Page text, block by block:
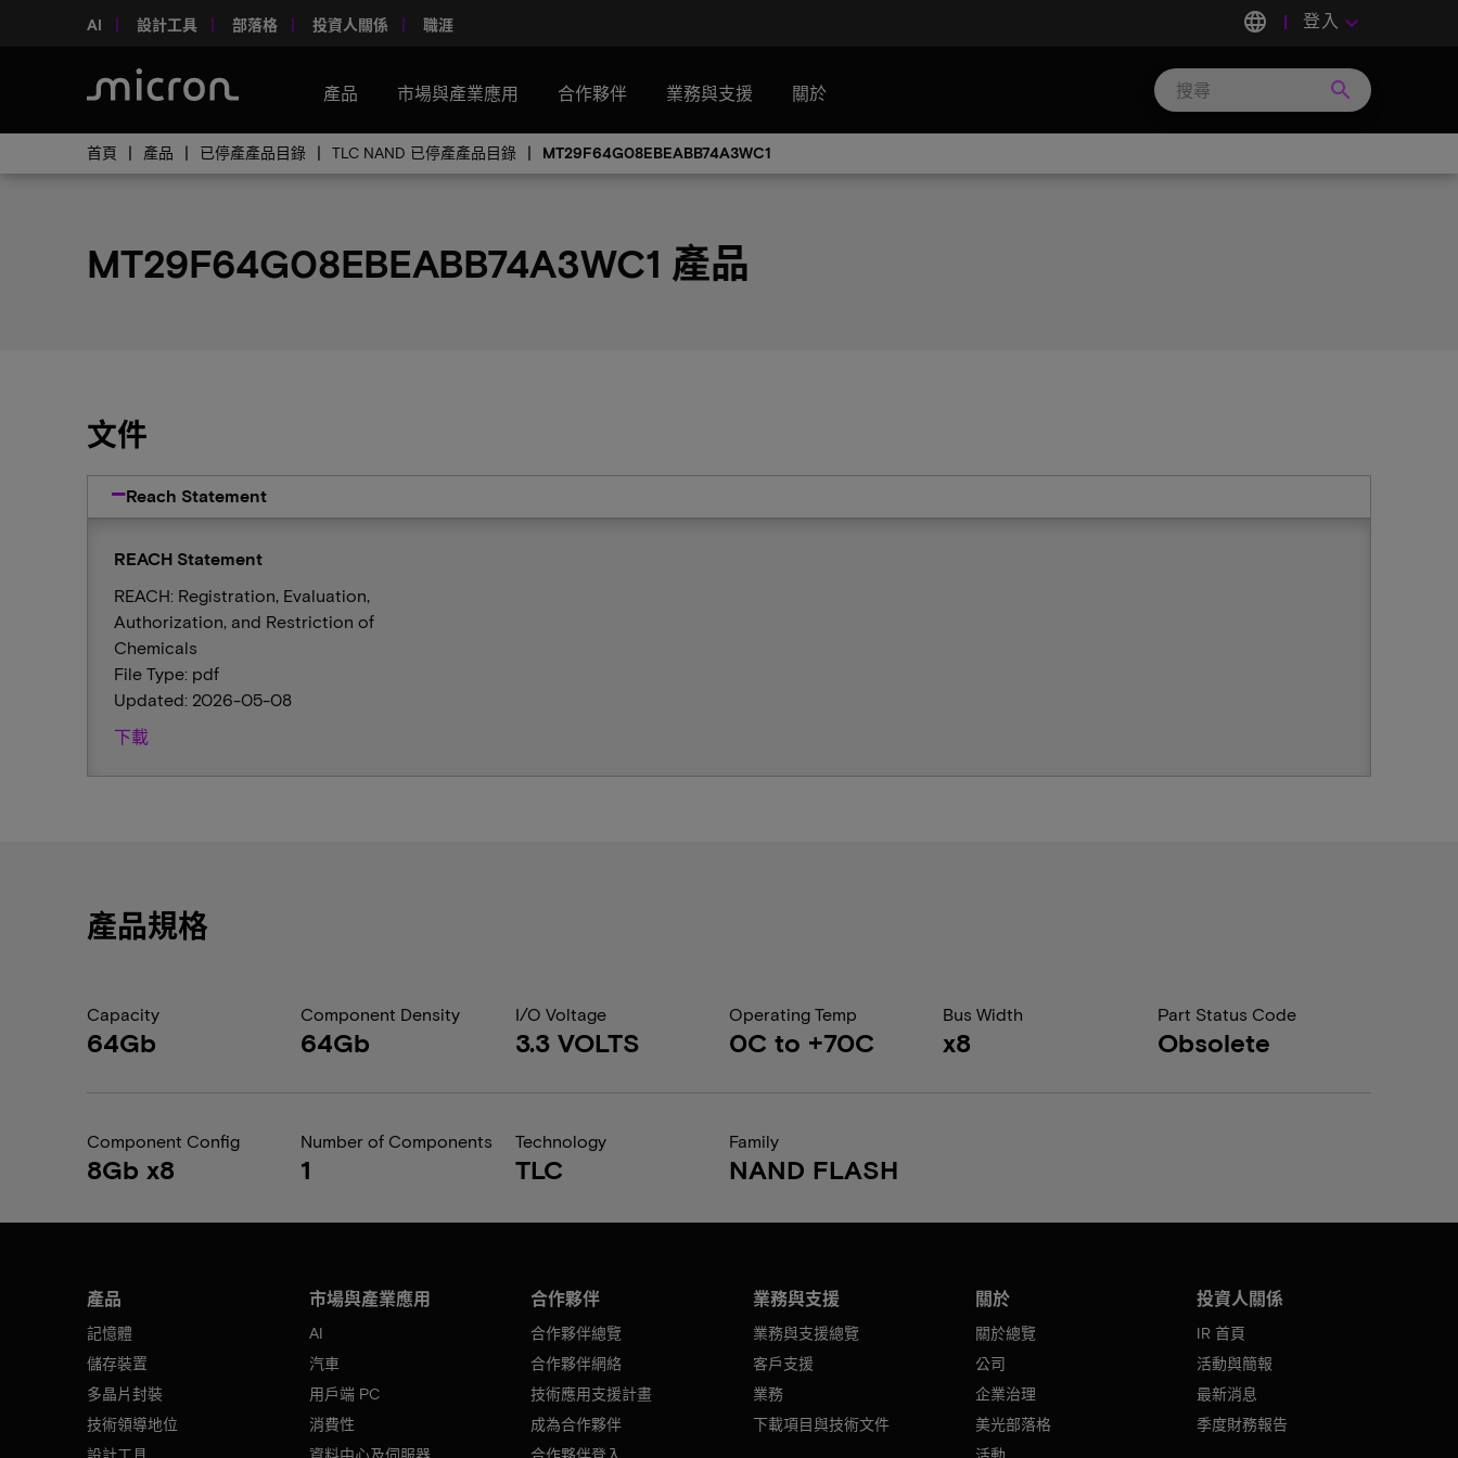
AI 設計工具 部落格 投資人關係 職涯 language 登入 keyboard_arrow_down
產品 市場與產業應用 合作夥伴 業務與支援 關於 search
首頁 產品 已停產產品目錄 TLC NAND 已停產產品目錄 MT29F64G08EBEABB74A3WC1
MT29F64G08EBEABB74A3WC1 產品
文件
Reach Statement
REACH Statement
REACH: Registration, Evaluation,
Authorization, and Restriction of
Chemicals
File Type: pdf
Updated: 2026-05-08
下載
產品規格
Capacity
64Gb
Component Density
64Gb
I/O Voltage
3.3 VOLTS
Operating Temp
0C to +70C
Bus Width
x8
Part Status Code
Obsolete
Component Config
8Gb x8
Number of Components
1
Technology
TLC
Family
NAND FLASH
產品
記憶體
儲存裝置
多晶片封裝
技術領導地位
設計工具
市場與產業應用
AI
汽車
用戶端 PC
消費性
資料中心及伺服器
合作夥伴
合作夥伴總覽
合作夥伴網絡
技術應用支援計畫
成為合作夥伴
合作夥伴登入
業務與支援
業務與支援總覽
客戶支援
業務
下載項目與技術文件
關於
關於總覽
公司
企業治理
美光部落格
活動
投資人關係
IR 首頁
活動與簡報
最新消息
季度財務報告